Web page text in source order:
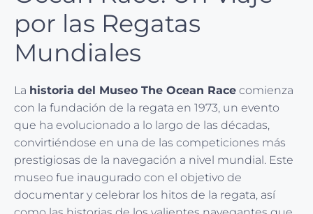
por las Regatas
Mundiales
La historia del Museo The Ocean Race comienza
con la fundación de la regata en 1973, un evento
que ha evolucionado a lo largo de las décadas,
convirtiéndose en una de las competiciones más
prestigiosas de la navegación a nivel mundial. Este
museo fue inaugurado con el objetivo de
documentar y celebrar los hitos de la regata, así